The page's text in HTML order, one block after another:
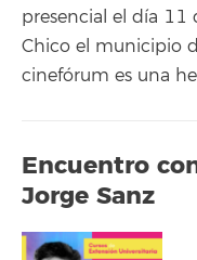
presencial el día 11
Chico el municipio
cinefórum es una
Encuentro
Jorge Sanz